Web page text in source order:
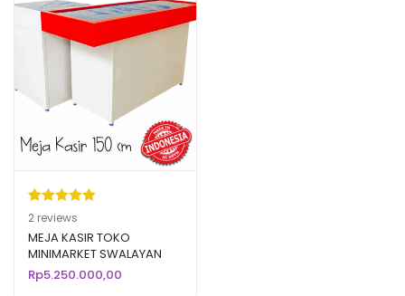
Peringkat
5.00 dari 5
berdasarka
n
2
penilaian
2 reviews
MEJA KASIR TOKO
MINIMARKET SWALAYAN
BAHAN BESI TIPE MK-05
SK-150
Rp5.250.000,00